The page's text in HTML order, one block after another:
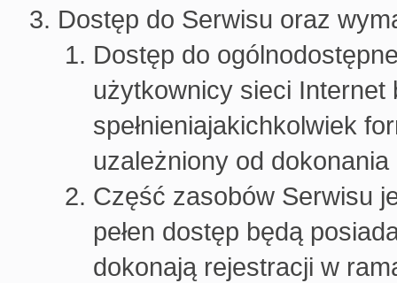
Dostęp do Serwisu oraz
Dostęp do
użytkownicy sieci Internet
spełnieniajakichkolwiek
uzależniony od
Część zasobów Serwisu
pełen dostęp będą
dokonają rejestracji w